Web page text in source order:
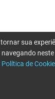
sua
Política de
por favor